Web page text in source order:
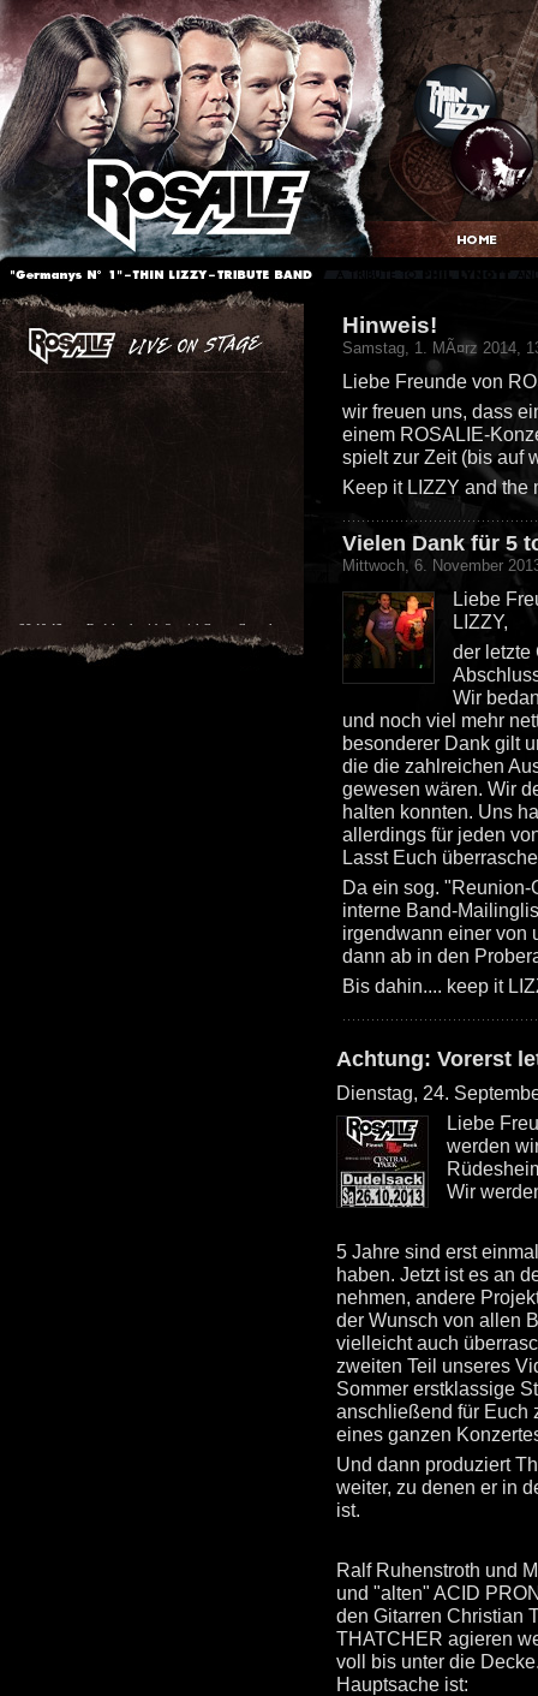
Bad Kreuznach, Rheinland-Pfalz
Hinweis!
Samstag, 1. MÃ¤rz 2014,
Liebe Freunde von
wir freuen uns, dass
einem ROSALIE-
spielt zur Zeit (bis auf
Keep it LIZZY and the
Vielen Dank für 5
Mittwoch, 6. November
Liebe
LIZZY,
der letzte
Wir
und noch viel mehr
besonderer Dank gilt
die die zahlreichen
gewesen wären. Wir
halten konnten. Uns
allerdings für jeden
Lasst Euch
Da ein sog.
interne Band-
irgendwann einer von
dann ab in den
Bis dahin.... keep it
Achtung: Vorerst
Dienstag, 24.
Liebe
werden
Wir
5 Jahre sind erst
haben. Jetzt ist es an
nehmen, andere
der Wunsch von allen
vielleicht auch
zweiten Teil unseres
Sommer erstklassige
anschließend für Euch
eines ganzen
Und dann produziert
weiter, zu denen er in
ist.
Ralf Ruhenstroth und
und "alten" ACID
den Gitarren Christian
THATCHER agieren
voll bis unter die
Hauptsache ist: